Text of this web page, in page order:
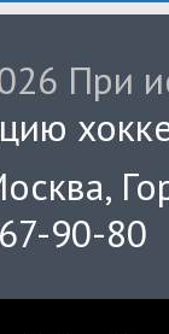
При
90-80